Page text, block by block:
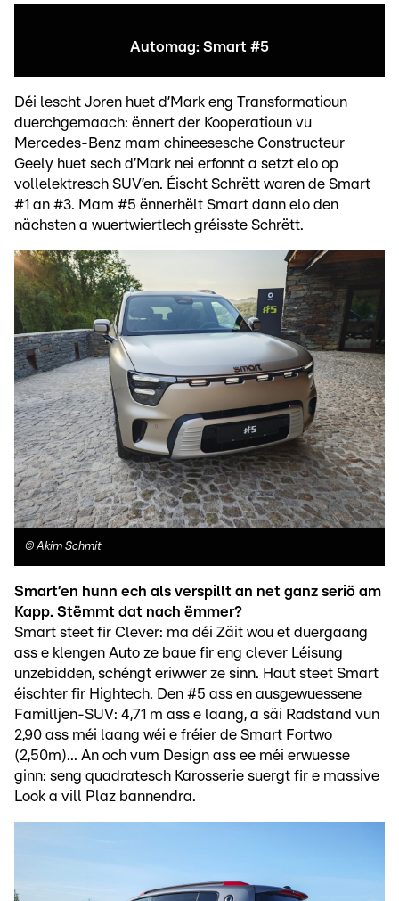
Automag: Smart #5
Déi lescht Joren huet d’Mark eng Transformatioun
duerchgemaach: ënnert der Kooperatioun vu
Mercedes-Benz mam chineesesche Constructeur
Geely huet sech d’Mark nei erfonnt a setzt elo op
vollelektresch SUV’en. Éischt Schrëtt waren de Smart
#1 an #3. Mam #5 ënnerhëlt Smart dann elo den
nächsten a wuertwiertlech gréisste Schrëtt.
©Akim Schmit
Smart’en hunn ech als verspillt an net ganz seriö am
Kapp. Stëmmt dat nach ëmmer?
Smart steet fir Clever: ma déi Zäit wou et duergaang
ass e klengen Auto ze baue fir eng clever Léisung
unzebidden, schéngt eriwwer ze sinn. Haut steet Smart
éischter fir Hightech. Den #5 ass en ausgewuessene
Familljen-SUV: 4,71 m ass e laang, a säi Radstand vun
2,90 ass méi laang wéi e fréier de Smart Fortwo
(2,50m)... An och vum Design ass ee méi erwuesse
ginn: seng quadratesch Karosserie suergt fir e massive
Look a vill Plaz bannendra.